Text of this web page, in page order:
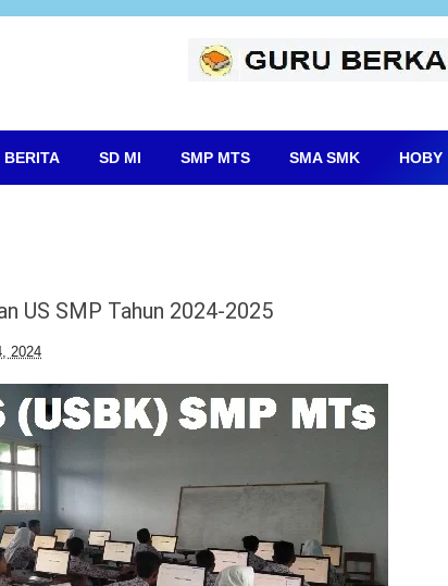
BERITA SD MI SMP MTS SMA SMK HOBY
US SMP Tahun 2024-2025
2024